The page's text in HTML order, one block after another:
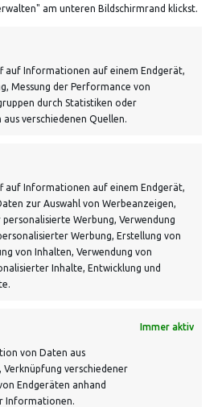
am unteren Bildschirmrand klickst.
auf Informationen auf einem Endgerät,
Messung der Performance von
durch Statistiken oder
verschiedenen Quellen.
auf Informationen auf einem Endgerät,
zur Auswahl von Werbeanzeigen,
Werbung, Verwendung
Werbung, Erstellung von
von Inhalten, Verwendung von
Inhalte, Entwicklung und
Immer aktiv
von Daten aus
verschiedener
Endgeräten anhand
Informationen.
Nemsdorf-Göhrendorf
10:00 bis 18:00 Uhr